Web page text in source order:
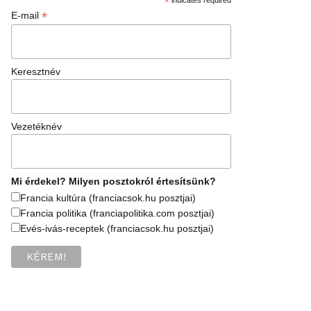
E-mail*
Keresztnév
Vezetéknév
Mi érdekel? Milyen posztokról értesítsünk?
Francia kultúra (franciacsok.hu posztjai)
Francia politika (franciapolitika.com posztjai)
Evés-ivás-receptek (franciacsok.hu posztjai)